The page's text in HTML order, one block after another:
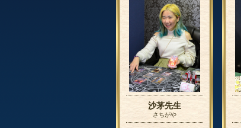
沙茅先生
さちがや